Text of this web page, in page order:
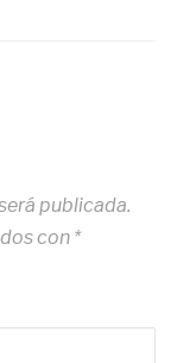
publicada.
con *